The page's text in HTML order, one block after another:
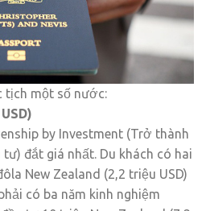
tịch một số nước:
by Investment (Trở thành
đắt giá nhất. Du khách có hai
New Zealand (2,2 triệu USD)
có ba năm kinh nghiệm